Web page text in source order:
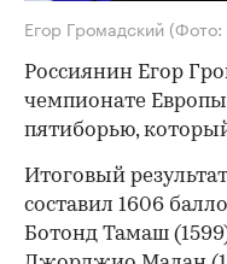
Егор Громадский
Россиянин Егор
чемпионате
пятиборью,
Итоговый
составил 1606
Ботонд Тамаш